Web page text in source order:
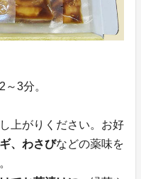
3分。
上がりください。お好
、わさびなどの薬味を